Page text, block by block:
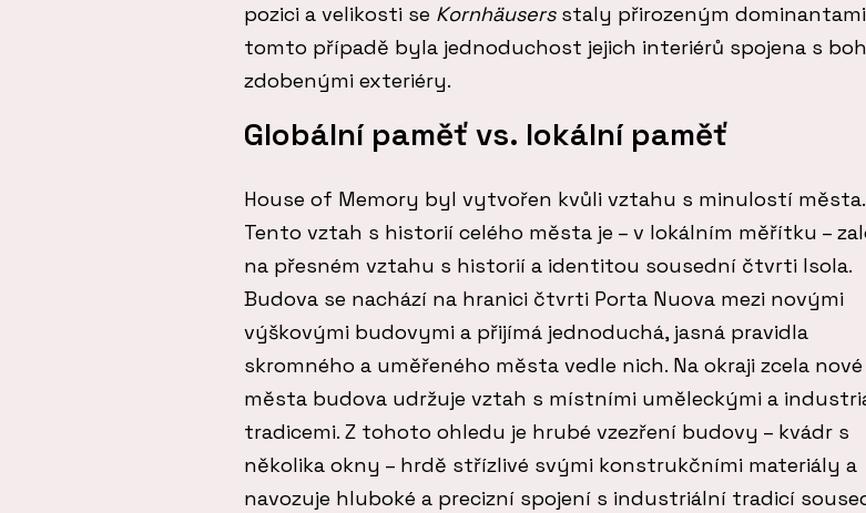
pozici a velikosti se Kornhäusersstaly přirozeným
tomto případě byla jednoduchost jejich interiérů spojena s
zdobenými exteriéry.
Globální paměť vs. lokální paměť
House of Memory byl vytvořen kvůli vztahu s minulostí města.
Tento vztah s historií celého města je – v lokálním měřítku –
na přesném vztahu s historií a identitou sousední čtvrti Isola.
Budova se nachází na hranici čtvrti Porta Nuova mezi novými
výškovými budovymi a přijímá jednoduchá, jasná pravidla
skromného a uměřeného města vedle nich. Na okraji zcela
města budova udržuje vztah s místními uměleckými a
tradicemi. Z tohoto ohledu je hrubé vzezření budovy – kvádr s
několika okny – hrdě střízlivé svými konstrukčními materiály a
navozuje hluboké a precizní spojení s industriální tradicí